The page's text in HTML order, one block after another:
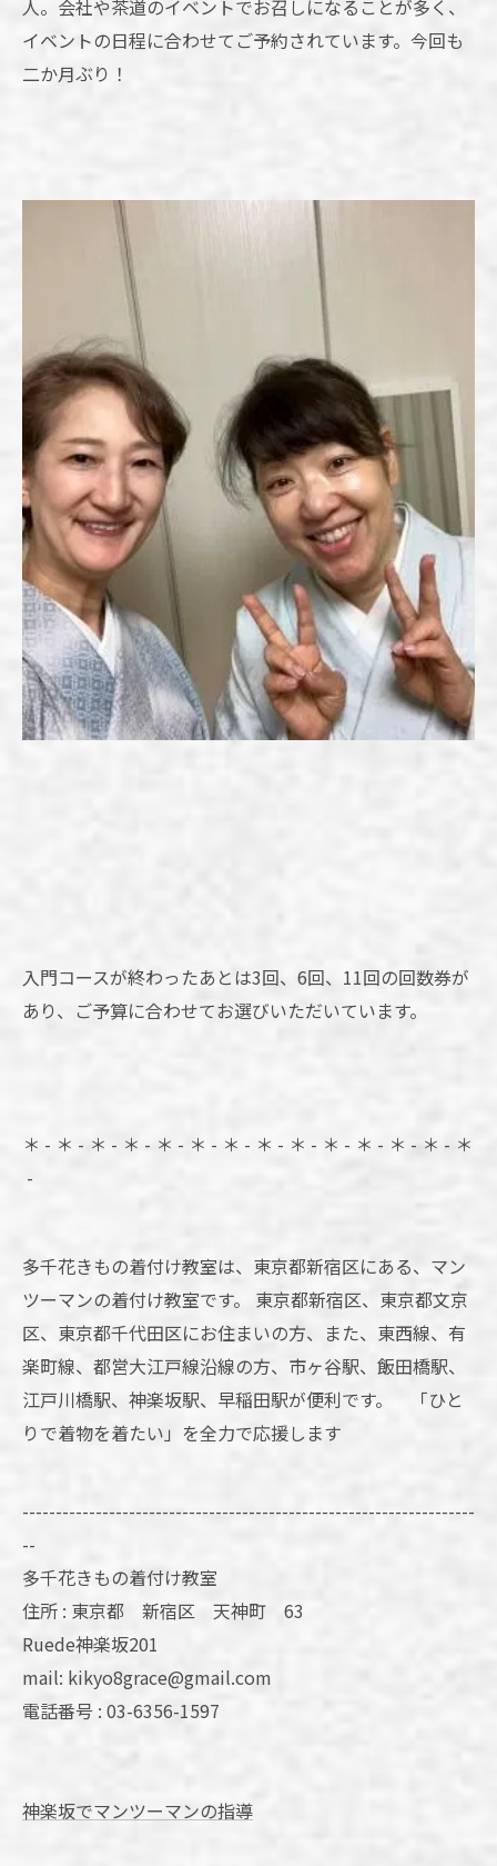
人。会社や茶道のイベントでお召しになることが多く、
イベントの日程に合わせてご予約されています。今回も
二か月ぶり！
入門コースが終わったあとは3回、6回、11回の回数券が
あり、ご予算に合わせてお選びいただいています。
＊ - ＊ - ＊ - ＊ - ＊ - ＊ - ＊ - ＊ - ＊ - ＊ - ＊ - ＊ - ＊ - ＊
-
多千花きもの着付け教室は、東京都新宿区にある、マン
ツーマンの着付け教室です。 東京都新宿区、東京都文京
区、東京都千代田区にお住まいの方、また、東西線、有
楽町線、都営大江戸線沿線の方、市ヶ谷駅、飯田橋駅、
江戸川橋駅、神楽坂駅、早稲田駅が便利です。 「ひと
りで着物を着たい」を全力で応援します
--------------------------------------------------------------------
--
多千花きもの着付け教室
住所 : 東京都 新宿区 天神町 63
Ruede神楽坂201
mail: kikyo8grace@gmail.com
電話番号 : 03-6356-1597
神楽坂でマンツーマンの指導